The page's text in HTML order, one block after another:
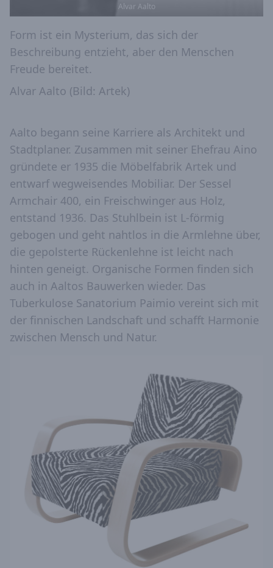
Alvar Aalto
Form ist ein Mysterium, das sich der
Beschreibung entzieht, aber den Menschen
Freude bereitet.
Alvar Aalto (Bild: Artek)
Aalto begann seine Karriere als Architekt und
Stadtplaner. Zusammen mit seiner Ehefrau Aino
gründete er 1935 die Möbelfabrik Artek und
entwarf wegweisendes Mobiliar. Der Sessel
Armchair 400, ein Freischwinger aus Holz,
entstand 1936. Das Stuhlbein ist L-förmig
gebogen und geht nahtlos in die Armlehne über,
die gepolsterte Rückenlehne ist leicht nach
hinten geneigt. Organische Formen finden sich
auch in Aaltos Bauwerken wieder. Das
Tuberkulose Sanatorium Paimio vereint sich mit
der finnischen Landschaft und schafft Harmonie
zwischen Mensch und Natur.